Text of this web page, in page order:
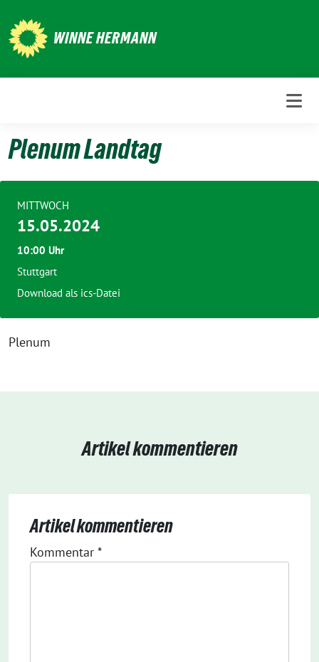
zum
Inhalt
WINNE HERMANN
Plenum Landtag
Plenum
MITTWOCH
15.05.2024
10:00 Uhr
Stuttgart
Download als ics-Datei
Artikel kommentieren
Artikel kommentieren
Kommentar *